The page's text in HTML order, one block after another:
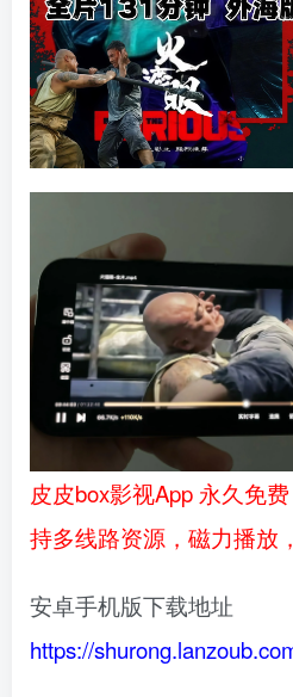
皮皮box影视App 永久免
持多线路资源，磁力播放，
安卓手机版下载地址
https://